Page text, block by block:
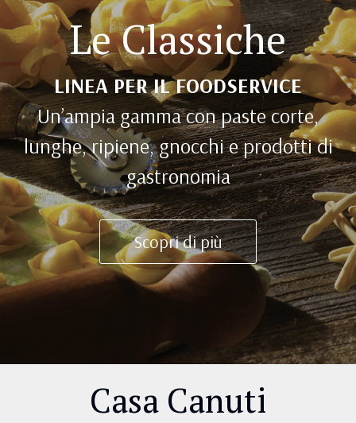
Le Classiche
LINEA PER IL FOODSERVICE
Un’ampia gamma con paste corte,
lunghe, ripiene, gnocchi e prodotti di
gastronomia
Scopri di più
Casa Canuti